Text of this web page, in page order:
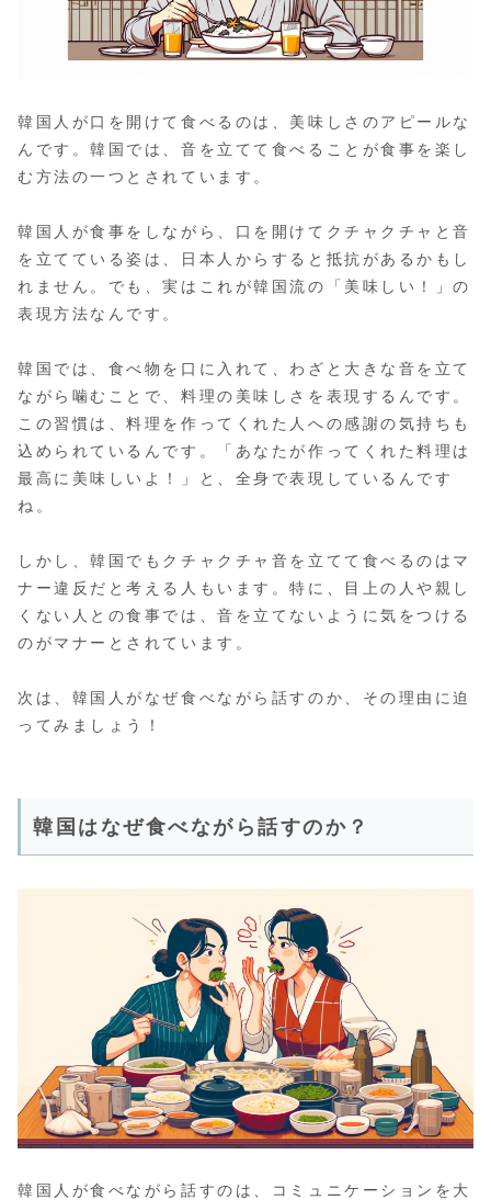
韓国人が口を開けて食べるのは、美味しさのアピールな
んです。韓国では、音を立てて食べることが食事を楽し
む方法の一つとされています。
韓国人が食事をしながら、口を開けてクチャクチャと音
を立てている姿は、日本人からすると抵抗があるかもし
れません。でも、実はこれが韓国流の「美味しい！」の
表現方法なんです。
韓国では、食べ物を口に入れて、わざと大きな音を立て
ながら噛むことで、料理の美味しさを表現するんです。
この習慣は、料理を作ってくれた人への感謝の気持ちも
込められているんです。「あなたが作ってくれた料理は
最高に美味しいよ！」と、全身で表現しているんです
ね。
しかし、韓国でもクチャクチャ音を立てて食べるのはマ
ナー違反だと考える人もいます。特に、目上の人や親し
くない人との食事では、音を立てないように気をつける
のがマナーとされています。
次は、韓国人がなぜ食べながら話すのか、その理由に迫
ってみましょう！
韓国はなぜ食べながら話すのか？
韓国人が食べながら話すのは、コミュニケーションを大